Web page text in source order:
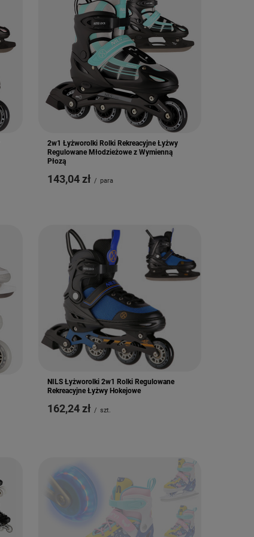
2w1 Łyżworolki Rolki Rekreacyjne Łyżwy
Regulowane Młodzieżowe z Wymienną
Płozą
143,04 zł / para
NILS Łyżworolki 2w1 Rolki Regulowane
Rekreacyjne Łyżwy Hokejowe
162,24 zł / szt.